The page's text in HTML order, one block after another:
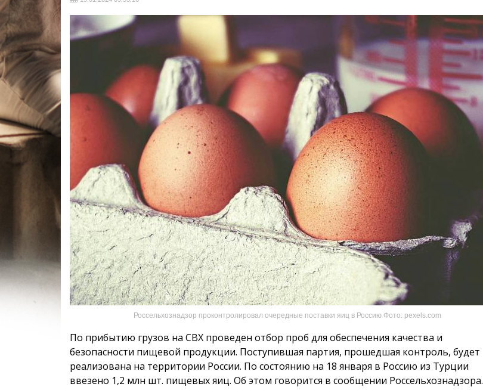
Россельхознадзор проконтролировал очередные поставки яиц в Россию Фото: pexels.com
По прибытию грузов на СВХ проведен отбор проб для обеспечения качества и
безопасности пищевой продукции. Поступившая партия, прошедшая контроль, будет
реализована на территории России. По состоянию на 18 января в Россию из Турции
ввезено 1,2 млн шт. пищевых яиц. Об этом говорится в сообщении Россельхознадзора.